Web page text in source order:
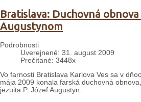
Bratislava: Duchovná
Augustynom
Podrobnosti
Uverejnené: 31. august 2009
Prečítané: 3448x
Vo farnosti Bratislava Karlova Ves sa v
mája 2009 konala farská duchovná
jezuita P. Józef Augustyn.